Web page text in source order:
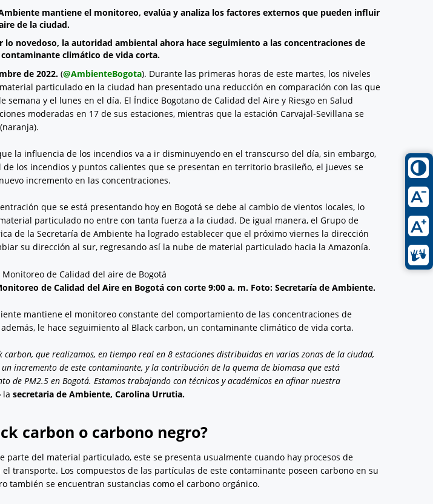
mantiene el monitoreo, evalúa y analiza los factores externos que pueden influir
de la ciudad.
lo novedoso, la autoridad ambiental ahora hace seguimiento a las concentraciones de
climático de vida corta.
de 2022. (@AmbienteBogota). Durante las primeras horas de este martes, los niveles
particulado en la ciudad han presentado una reducción en comparación con las que
semana y el lunes en el día. El Índice Bogotano de Calidad del Aire y Riesgo en Salud
moderadas en 17 de sus estaciones, mientras que la estación Carvajal-Sevillana se
la influencia de los incendios va a ir disminuyendo en el transcurso del día, sin embargo,
los incendios y puntos calientes que se presentan en territorio brasileño, el jueves se
incremento en las concentraciones.
que se está presentando hoy en Bogotá se debe al cambio de vientos locales, lo
particulado no entre con tanta fuerza a la ciudad. De igual manera, el Grupo de
de la Secretaría de Ambiente ha logrado establecer que el próximo viernes la dirección
su dirección al sur, regresando así la nube de material particulado hacia la Amazonía.
de Calidad del Aire en Bogotá con corte 9:00 a. m. Foto: Secretaría de Ambiente.
mantiene el monitoreo constante del comportamiento de las concentraciones de
le hace seguimiento al Black carbon, un contaminante climático de vida corta.
carbon, que realizamos, en tiempo real en 8 estaciones distribuidas en varias zonas de la ciudad,
incremento de este contaminante, y la contribución de la quema de biomasa que está
de PM2.5 en Bogotá. Estamos trabajando con técnicos y académicos en afinar nuestra
la secretaria de Ambiente, Carolina Urrutia.
carbon o carbono negro?
parte del material particulado, este se presenta usualmente cuando hay procesos de
transporte. Los compuestos de las partículas de este contaminante poseen carbono en su
también se encuentran sustancias como el carbono orgánico.